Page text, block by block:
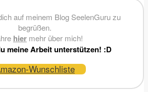
auf meinem Blog SeelenGuru zu
begrüßen.
hier mehr über mich!
meine Arbeit unterstützen! :D
Wunschliste